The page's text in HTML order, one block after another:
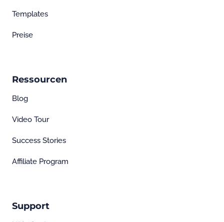
Templates
Preise
Ressourcen
Blog
Video Tour
Success Stories
Affiliate Program
Support